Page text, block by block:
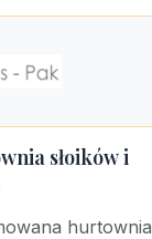
słoików i
hurtownia